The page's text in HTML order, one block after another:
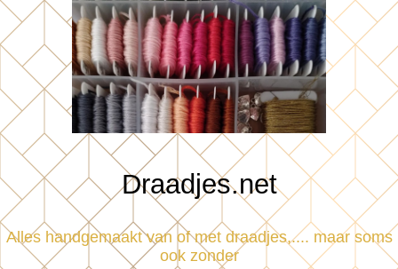
Draadjes.net
Alles handgemaakt van of met draadjes,.... maar soms
ook zonder